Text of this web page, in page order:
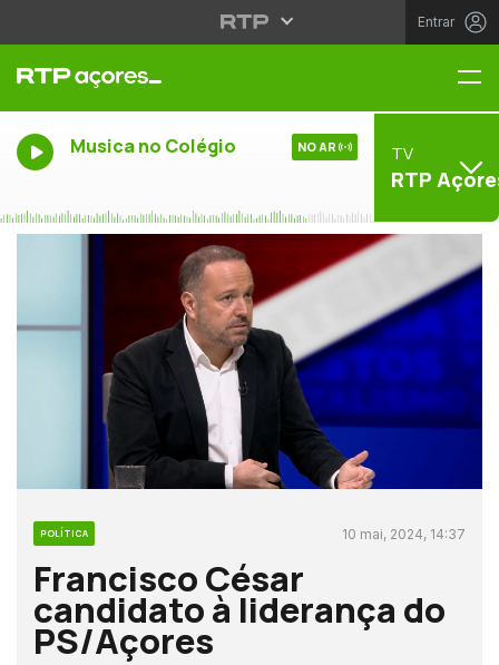
Entrar
Musica no Colégio NO AR TV
RTP
POLÍTICA 10 mai, 2024, 14:37
Francisco César
candidato à liderança do
PS/Açores